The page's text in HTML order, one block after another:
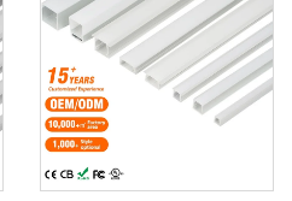
cinema Lumină
exterioară pentru
trepte Lumină cu
bandă LED Profil din
aluminiu